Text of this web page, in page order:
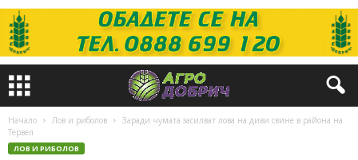
Начало Лов и риболов
Заради чумата засилват лова на диви свине в района на
Тервел
ЛОВ И РИБОЛОВ